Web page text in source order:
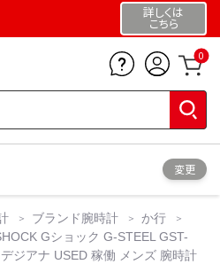
詳しくは
こちら
0
変更
ブランド腕時計
か行
Gショック G-STEEL GST-
ジアナ USED 稼働 メンズ 腕時計